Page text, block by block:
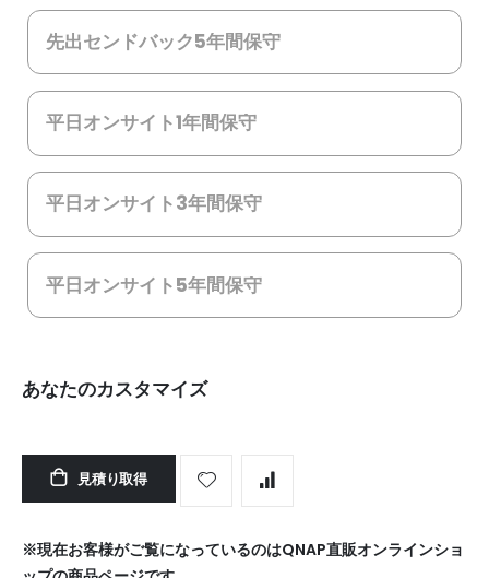
先出センドバック5年間保守
平日オンサイト1年間保守
平日オンサイト3年間保守
平日オンサイト5年間保守
あなたのカスタマイズ
R1600PES-
設
あ
見積り取得
※現在お客様がご覧になっているのはQNAP直販オンラインショ